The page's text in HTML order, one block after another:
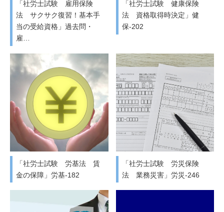
「社労士試験 雇用保険
法 サクサク復習！基本手
当の受給資格」過去問・
雇…
「社労士試験 健康保険
法 資格取得時決定」健
保-202
「社労士試験 労基法 賃
金の保障」労基-182
「社労士試験 労災保険
法 業務災害」労災-246